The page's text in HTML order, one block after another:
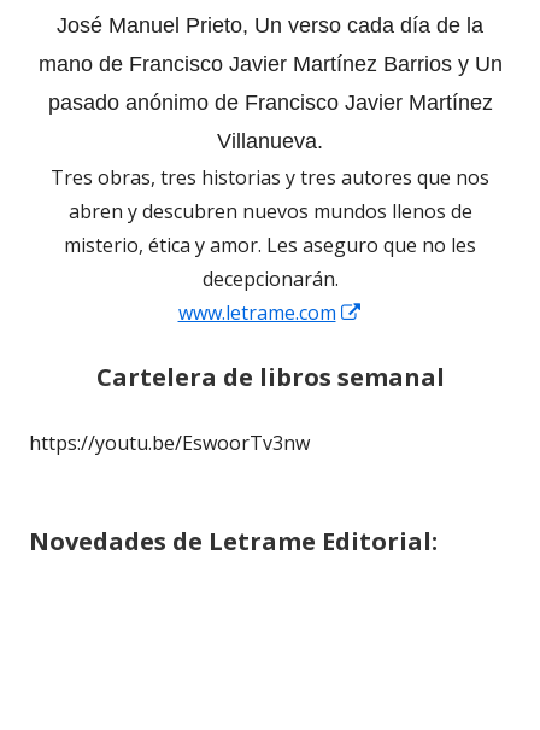
José Manuel Prieto, Un verso cada día de la
mano de Francisco Javier Martínez Barrios y Un
pasado anónimo de Francisco Javier Martínez
Villanueva.
Tres obras, tres historias y tres autores que nos
abren y descubren nuevos mundos llenos de
misterio, ética y amor. Les aseguro que no les
decepcionarán.
www.letrame.com
una
Cartelera de libros semanal
https://youtu.be/EswoorTv3nw
Novedades de Letrame Editorial: